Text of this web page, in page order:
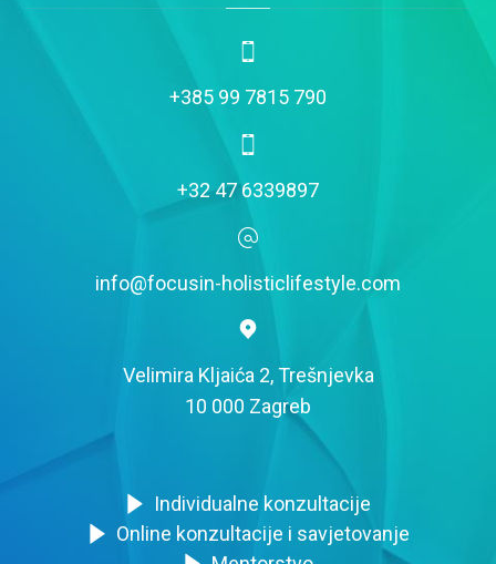
+385 99 7815 790
+32 47 6339897
info@focusin-holisticlifestyle.com
Velimira Kljaića 2, Trešnjevka
10 000 Zagreb
Individualne konzultacije
Online konzultacije i savjetovanje